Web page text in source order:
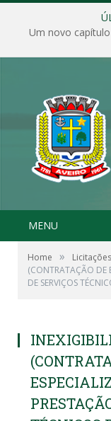
Um novo
MENU
Home » Licitações
(CONTRATAÇÃO DE
DE SERVIÇOS